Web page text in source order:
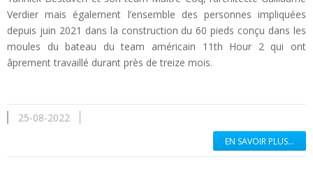
Verdier mais également l’ensemble des personnes impliquées
depuis juin 2021 dans la construction du 60 pieds conçu dans les
moules du bateau du team américain 11th Hour 2 qui ont
âprement travaillé durant près de treize mois.
25-08-2022
EN SAVOIR PLUS...